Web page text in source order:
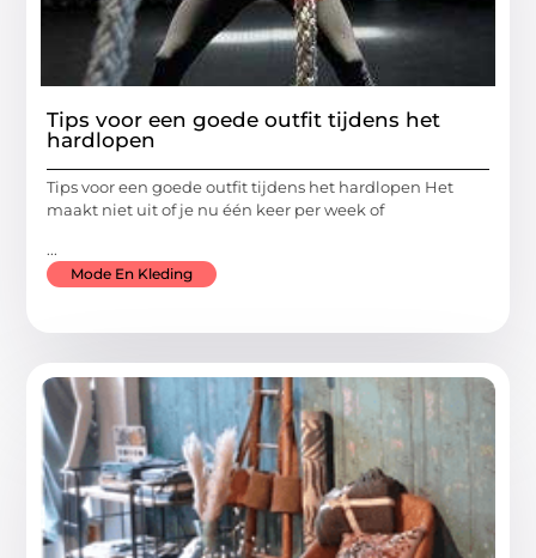
Tips voor een goede outfit tijdens het
hardlopen
Tips voor een goede outfit tijdens het hardlopen Het
maakt niet uit of je nu één keer per week of
...
Mode En Kleding